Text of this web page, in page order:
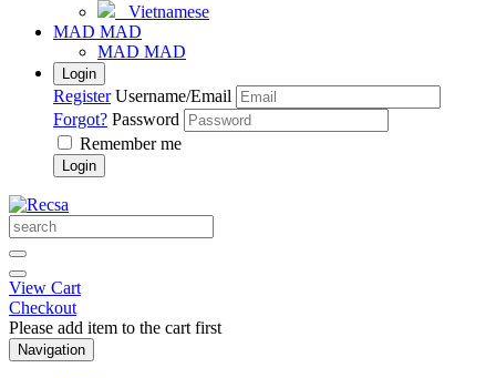
Vietnamese
MAD MAD
MAD MAD
Login
Register Username/Email
Forgot? Password
Remember me
Login
View Cart
Checkout
Please add item to the cart first
Navigation